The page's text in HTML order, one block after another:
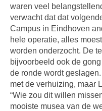
waren veel
verwacht dat dat
Campus in Eindhoven
hele operatie, alles
worden onderzocht. De
bijvoorbeeld ook de
de ronde wordt
met de verhuizing, maar
“Wie zou dit willen
mooiste musea van de